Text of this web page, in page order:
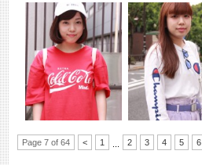
Page 7 of 64 < 1 2 3 4 5 6